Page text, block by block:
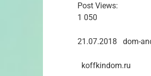
Post Views:
1 050
21.07.2018 dom-
koffkindom.ru